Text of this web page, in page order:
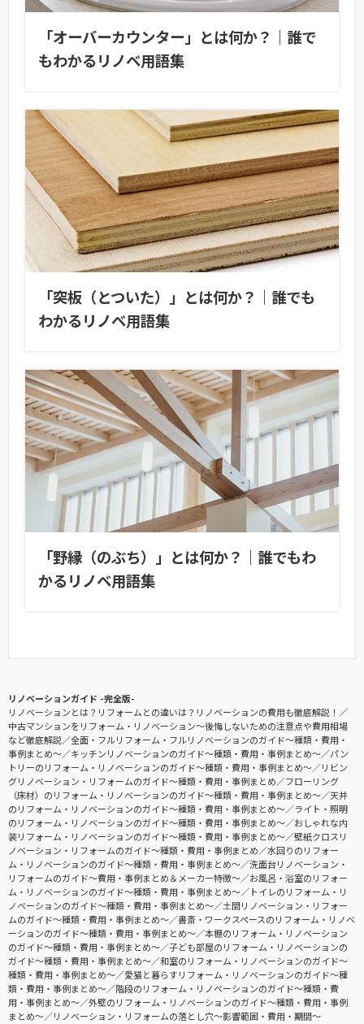
「オーバーカウンター」とは何か？｜誰で
もわかるリノベ用語集
「突板（とついた）」とは何か？｜誰でも
わかるリノベ用語集
「野縁（のぶち）」とは何か？｜誰でもわ
かるリノベ用語集
リノベーションガイド -完全版-
リノベーションとは？リフォームとの違いは？リノベーションの費用も徹底解説！
中古マンションをリフォーム・リノベーション〜後悔しないための注意点や費用相場
など徹底解説
全面・フルリフォーム・フルリノベーションのガイド〜種類・費用・
事例まとめ〜
キッチンリノベーションのガイド〜種類・費用・事例まとめ〜
パン
トリーのリフォーム・リノベーションのガイド〜種類・費用・事例まとめ〜
リビン
グリノベーション・リフォームのガイド〜種類・費用・事例まとめ
フローリング
（床材）のリフォーム・リノベーションのガイド〜種類・費用・事例まとめ〜
天井
のリフォーム・リノベーションのガイド〜種類・費用・事例まとめ〜
ライト・照明
のリフォーム・リノベーションのガイド〜種類・費用・事例まとめ〜
おしゃれな内
装リフォーム・リノベーションのガイド〜種類・費用・事例まとめ〜
壁紙クロスリ
ノベーション・リフォームのガイド〜種類・費用・事例まとめ
水回りのリフォー
ム・リノベーションのガイド〜種類・費用・事例まとめ〜
洗面台リノベーション・
リフォームのガイド〜費用・事例まとめ＆メーカー特徴〜
お風呂・浴室のリフォー
ム・リノベーションのガイド〜種類・費用・事例まとめ〜
トイレのリフォーム・リ
ノベーションのガイド〜種類・費用・事例まとめ〜
土間リノベーション・リフォー
ムのガイド〜種類・費用・事例まとめ〜
書斎・ワークスペースのリフォーム・リノベ
ーションのガイド〜種類・費用・事例まとめ〜
本棚のリフォーム・リノベーション
のガイド〜種類・費用・事例まとめ〜
子ども部屋のリフォーム・リノベーションの
ガイド〜種類・費用・事例まとめ〜
和室のリフォーム・リノベーションのガイド〜
種類・費用・事例まとめ〜
愛猫と暮らすリフォーム・リノベーションのガイド〜種
類・費用・事例まとめ〜
階段のリフォーム・リノベーションのガイド〜種類・費
用・事例まとめ〜
外壁のリフォーム・リノベーションのガイド〜種類・費用・事例
まとめ〜
リノベーション・リフォームの落とし穴～影響範囲・費用・期間～